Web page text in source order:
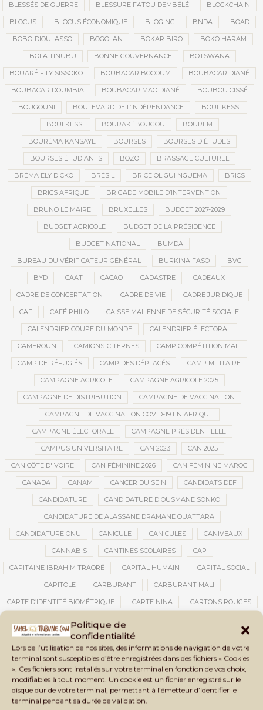
Politique de
confidentialité
Lors de l’utilisation de nos sites, des informations de navigation de votre
terminal sont susceptibles d’être enregistrées dans des fichiers « Cookies
». Ces fichiers sont installés sur votre terminal en fonction de vos choix,
modifiables à tout moment. Un cookie est un fichier enregistré sur le
disque dur de votre terminal, permettant à l’émetteur d’identifier le
terminal pendant sa durée de validation.
BLESSÉS DE GUERRE BLESSURE FATOU DEMBÉLÉ BLOCKCHAIN
BLOCUS BLOCUS ÉCONOMIQUE BLOGING BNDA BOAD
BOBO-DIOULASSO BOGOLAN BOKAR BIRO BOKO HARAM
BOLA TINUBU BONNE GOUVERNANCE BOTSWANA
BOUARÉ FILY SISSOKO BOUBACAR BOCOUM BOUBACAR DIANÉ
BOUBACAR DOUMBIA BOUBACAR MAO DIANÉ BOUBOU CISSÉ
BOUGOUNI BOULEVARD DE L’INDÉPENDANCE BOULIKESSI
BOULKESSI BOURAKÉBOUGOU BOUREM
BOURÉMA KANSAYE BOURSES BOURSES D'ÉTUDES
BOURSES ÉTUDIANTS BOZO BRASSAGE CULTUREL
BRÉMA ELY DICKO BRÉSIL BRICE OLIGUI NGUEMA BRICS
BRICS AFRIQUE BRIGADE MOBILE D’INTERVENTION
BRUNO LE MAIRE BRUXELLES BUDGET 2027-2029
BUDGET AGRICOLE BUDGET DE LA PRÉSIDENCE
BUDGET NATIONAL BUMDA
BUREAU DU VÉRIFICATEUR GÉNÉRAL BURKINA FASO BVG
BYD CAAT CACAO CADASTRE CADEAUX
CADRE DE CONCERTATION CADRE DE VIE CADRE JURIDIQUE
CAF CAFÉ PHILO CAISSE MALIENNE DE SÉCURITÉ SOCIALE
CALENDRIER COUPE DU MONDE CALENDRIER ÉLECTORAL
CAMEROUN CAMIONS-CITERNES CAMP COMPÉTITION MALI
CAMP DE RÉFUGIÉS CAMP DES DÉPLACÉS CAMP MILITAIRE
CAMPAGNE AGRICOLE CAMPAGNE AGRICOLE 2025
CAMPAGNE DE DISTRIBUTION CAMPAGNE DE VACCINATION
CAMPAGNE DE VACCINATION COVID-19 EN AFRIQUE
CAMPAGNE ÉLECTORALE CAMPAGNE PRÉSIDENTIELLE
CAMPUS UNIVERSITAIRE CAN 2023 CAN 2025
CAN CÔTE D'IVOIRE CAN FÉMININE 2026 CAN FÉMININE MAROC
CANADA CANAM CANCER DU SEIN CANDIDATS DEF
CANDIDATURE CANDIDATURE D'OUSMANE SONKO
CANDIDATURE DE ALASSANE DRAMANE OUATTARA
CANDIDATURE ONU CANICULE CANICULES CANIVEAUX
CANNABIS CANTINES SCOLAIRES CAP
CAPITAINE IBRAHIM TRAORÉ CAPITAL HUMAIN CAPITAL SOCIAL
CAPITOLE CARBURANT CARBURANT MALI
CARTE D’IDENTITÉ BIOMÉTRIQUE CARTE NINA CARTONS ROUGES
CATASTROPHES CLIMATIQUES
CAUTION 10 000 DOLLARS CAUTION DE VISA CDAT CECOGEC
CEDEAO CÉDÉAO CEI CÉLÉBRATION NATIONALE CEMAC
CEMAPI CEN-SNESUP CENOU CENSURE
CENTRAFRIQUE CENTRALE SOLAIRE